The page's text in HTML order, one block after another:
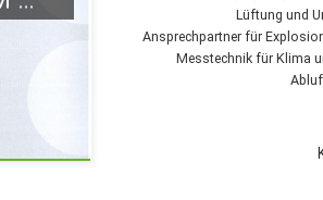
Lüftung und
Ansprechpartner für
Messtechnik für Klima